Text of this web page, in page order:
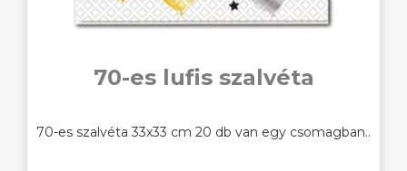
70-es lufis szalvéta
70-es szalvéta 33x33 cm 20 db van egy csomagban..